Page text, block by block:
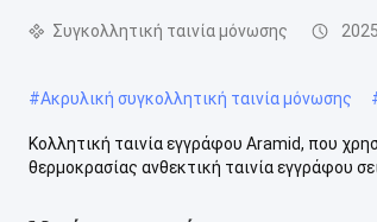
Συγκολλητική ταινία μόνωσης
#Ακρυλική συγκολλητική ταινία μόνωσης
Κολλητική ταινία εγγράφου Aramid, που
θερμοκρασίας ανθεκτική ταινία εγγράφου